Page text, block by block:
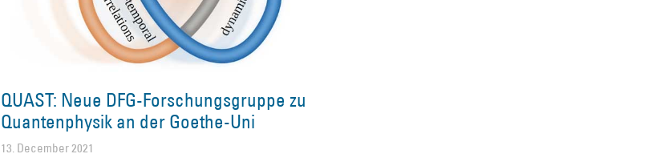
QUAST: Neue DFG-Forschungsgruppe zu
Quantenphysik an der Goethe-Uni
13. December 2021